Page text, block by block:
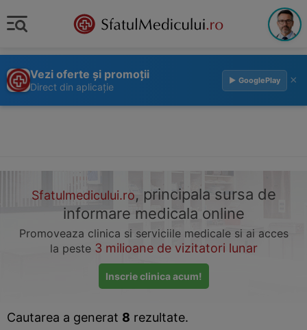
Vezi oferte și promoții
Direct din aplicație
▶ GooglePlay ×
Sfatulmedicului.ro, principala sursa de
informare medicala online
Promoveaza clinica si serviciile medicale si ai acces
la peste 3 milioane de vizitatori lunar
Inscrie clinica acum!
Cautarea a generat 8 rezultate.